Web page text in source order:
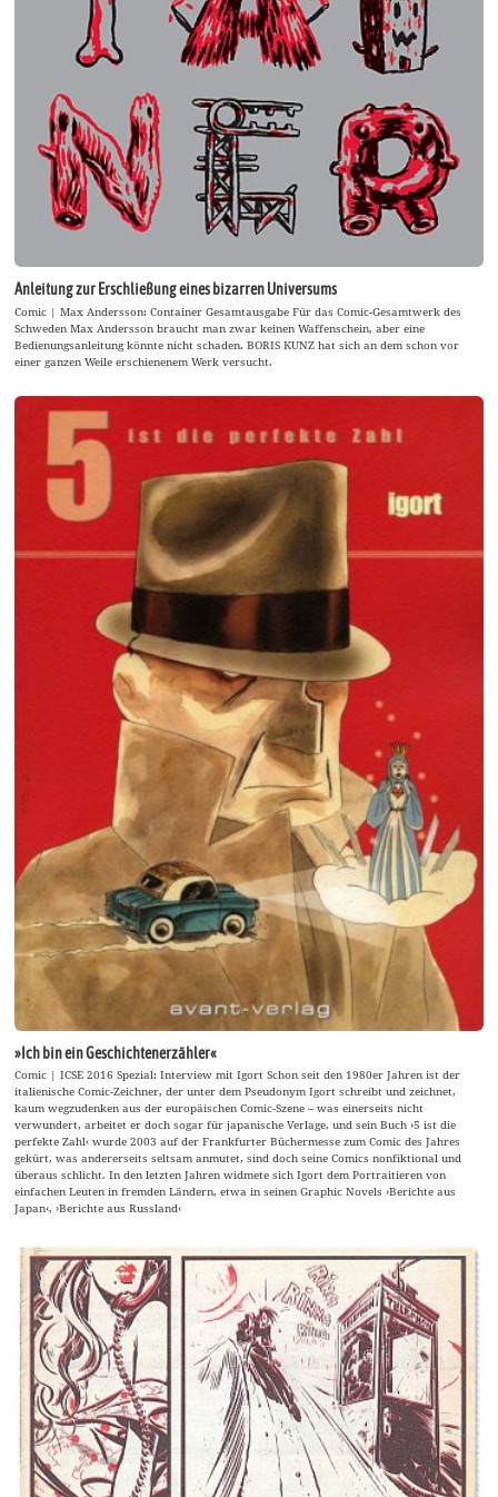
Anleitung zur Erschließung eines bizarren Universums
Comic | Max Andersson: Container Gesamtausgabe Für das Comic-Gesamtwerk des
Schweden Max Andersson braucht man zwar keinen Waffenschein, aber eine
Bedienungsanleitung könnte nicht schaden. BORIS KUNZ hat sich an dem schon vor
einer ganzen Weile erschienenem Werk versucht.
»Ich bin ein Geschichtenerzähler«
Comic | ICSE 2016 Spezial: Interview mit Igort Schon seit den 1980er Jahren ist der
italienische Comic-Zeichner, der unter dem Pseudonym Igort schreibt und zeichnet,
kaum wegzudenken aus der europäischen Comic-Szene – was einerseits nicht
verwundert, arbeitet er doch sogar für japanische Verlage, und sein Buch ›5 ist die
perfekte Zahl‹ wurde 2003 auf der Frankfurter Büchermesse zum Comic des Jahres
gekürt, was andererseits seltsam anmutet, sind doch seine Comics nonfiktional und
überaus schlicht. In den letzten Jahren widmete sich Igort dem Portraitieren von
einfachen Leuten in fremden Ländern, etwa in seinen Graphic Novels ›Berichte aus
Japan‹, ›Berichte aus Russland‹